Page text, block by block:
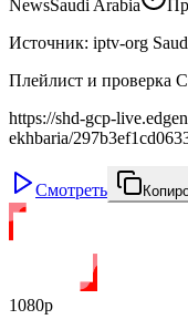
NewsSaudi Arabia
Источник: iptv-org
Плейлист и проверка
https://shd-gcp-
ekhbaria/
Смотреть
1080p